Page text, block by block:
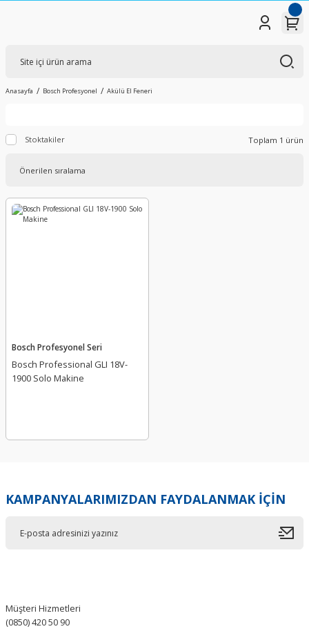
Anasayfa Bosch Profesyonel Akülü El Feneri
Stoktakiler Toplam 1 ürün
Bosch Profesyonel Seri
Bosch Professional GLI 18V-
1900 Solo Makine
KAMPANYALARIMIZDAN FAYDALANMAK İÇİN
Müşteri Hizmetleri
(0850) 420 50 90